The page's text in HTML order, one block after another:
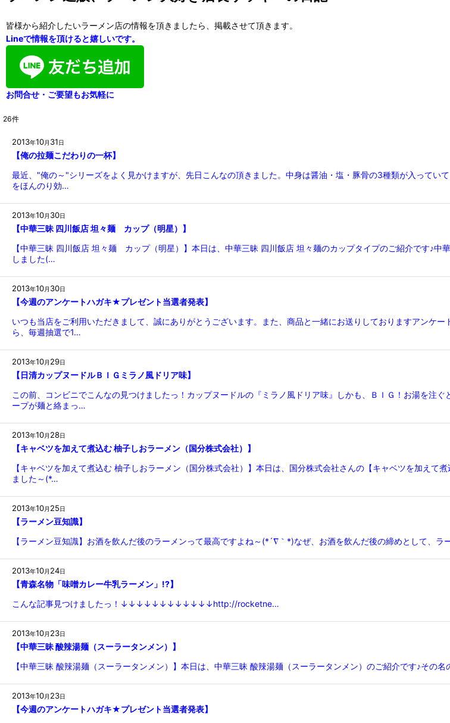
皆様から紹介したいラーメン店の情報を頂きましたら、掲載させて頂きます。
Lineで情報を頂けると嬉しいです。
お問合せ・ご要望もお気軽に
26件
2013年10月 31日
【俺の拉麺こだわりの一杯】
最近、"俺の～"シリーズをよく見かけますが、先日こんなの頂きました。中身は醤油・塩・豚骨の3種類が入ってい
をほんのり効…
2013年10月 30日
【中華三昧 四川飯店 坦々麺 カップ（明星）】
【中華三昧 四川飯店 坦々麺 カップ（明星）】本日は、中華三昧 四川飯店 坦々麺のカップタイプのご紹介です♪
しました(…
2013年10月 30日
【今週のアンケートハガキ★プレゼント当選者発表】
いつも当店をご利用いただきまして、誠にありがとうございます。また、商品と一緒にお送りしておりますアンケ
ら、毎週抽選で1…
2013年10月 29日
【日清カップヌードルＢＩＧミラノ風ドリア味】
この前、コンビニでこんなの見つけましたっ！カップヌードルの『ミラノ風ドリア味』しかも、ＢＩＧ！お湯を注
ープが麺と絡まっ…
2013年10月 28日
【キャベツを加えて煮込む 柚子しおラーメン（国分株式会社）】
【キャベツを加えて煮込む 柚子しおラーメン（国分株式会社）】本日は、国分株式会社さんの【キャベツを加え
ました～(*…
2013年10月 25日
【ラーメン豆知識】
【ラーメン豆知識】お酒を飲んだ後のラーメンって最高ですよね～(*´∇｀*)なぜ、お酒を飲んだ後の締めとして、
2013年10月 24日
【青森名物「味噌カレー牛乳ラーメン」!?】
こんな記事見つけましたっ！↓↓↓↓↓↓↓↓↓↓↓↓http://rocketne…
2013年10月 23日
【中華三昧 酸辣湯麺（スーラータンメン）】
【中華三昧 酸辣湯麺（スーラータンメン）】本日は、中華三昧 酸辣湯麺（スーラータンメン）のご紹介です♪その
2013年10月 23日
【今週のアンケートハガキ★プレゼント当選者発表】